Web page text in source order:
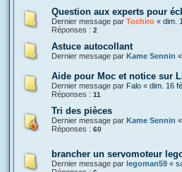
Question aux experts pour
Dernier message par Tochiro « dim.
Réponses : 2
Astuce autocollant
Dernier message par Kame Sennin «
Aide pour Moc et notice sur
Dernier message par Falo « dim. 16
Réponses : 11
Tri des pièces
Dernier message par Kame Sennin «
Réponses : 60
brancher un servomoteur
Dernier message par legoman59 «